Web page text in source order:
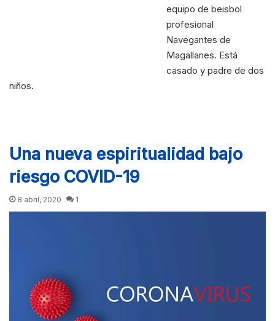
equipo de beisbol
profesional
Navegantes de
Magallanes. Está
casado y padre de dos
niños.
Una nueva espiritualidad bajo
riesgo COVID-19
8 abril, 2020 1